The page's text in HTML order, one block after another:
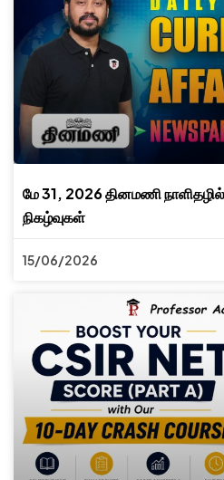
மே 31, 2026 தினமணி
நிகழ்வுகள்
15/06/2026